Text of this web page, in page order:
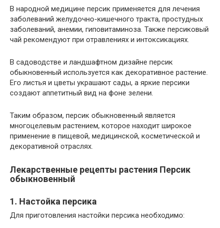
В народной медицине персик применяется для лечения
заболеваний желудочно-кишечного тракта, простудных
заболеваний, анемии, гиповитаминоза. Также персиковый
чай рекомендуют при отравлениях и интоксикациях.
В садоводстве и ландшафтном дизайне персик
обыкновенный используется как декоративное растение.
Его листья и цветы украшают сады, а яркие персики
создают аппетитный вид на фоне зелени.
Таким образом, персик обыкновенный является
многоцелевым растением, которое находит широкое
применение в пищевой, медицинской, косметической и
декоративной отраслях.
Лекарственные рецепты растения Персик
обыкновенный
1. Настойка персика
Для приготовления настойки персика необходимо: